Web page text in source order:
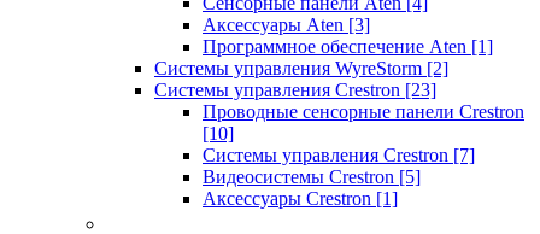
Аксессуары Aten [3]
Программное обеспечение Aten [1]
Системы управления WyreStorm [2]
Системы управления Crestron [23]
Проводные сенсорные панели Crestron
[10]
Системы управления Crestron [7]
Видеосистемы Crestron [5]
Аксессуары Crestron [1]